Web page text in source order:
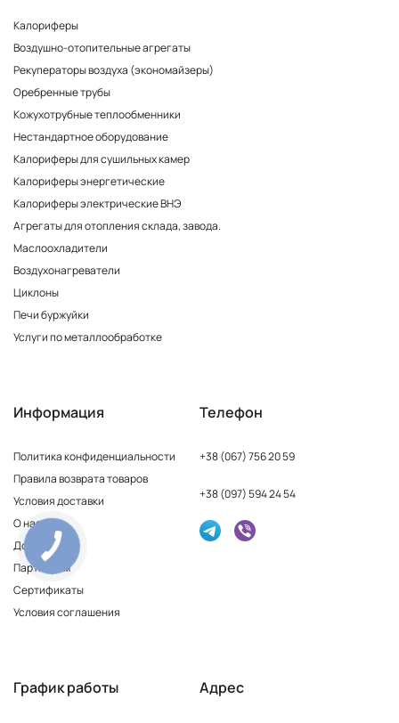
Калориферы
Воздушно-отопительные агрегаты
Рекуператоры воздуха (экономайзеры)
Оребренные трубы
Кожухотрубные теплообменники
Нестандартное оборудование
Калориферы для сушильных камер
Калориферы энергетические
Калориферы электрические ВНЭ
Агрегаты для отопления склада, завода.
Маслоохладители
Воздухонагреватели
Циклоны
Печи буржуйки
Услуги по металлообработке
Информация
Политика конфиденциальности
Правила возврата товаров
Условия доставки
О нас
Доставка
Партнерам
Сертификаты
Условия соглашения
Телефон
+38 (067) 756 20 59
+38 (097) 594 24 54
График работы Адрес